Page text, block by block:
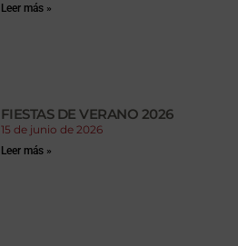
Leer más »
FIESTAS DE VERANO 2026
15 de junio de 2026
Leer más »